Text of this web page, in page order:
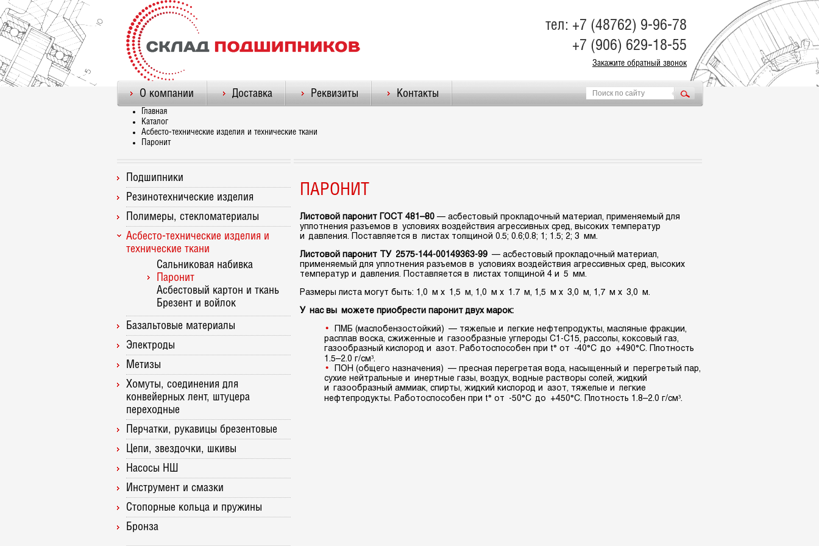
тел: +7 (48762) 9-96-78
+7 (906) 629-18-55
Закажите обратный звонок
О компании Доставка Реквизиты Контакты
Главная
Каталог
Асбесто-технические изделия и технические ткани
Паронит
Подшипники
Резинотехнические изделия
Полимеры, стекломатериалы
Асбесто-технические изделия и
технические ткани
Сальниковая набивка
Паронит
Асбестовый картон и ткань
Брезент и войлок
Базальтовые материалы
Электроды
Метизы
Хомуты, соединения для
конвейерных лент, штуцера
переходные
Перчатки, рукавицы брезентовые
Цепи, звездочки, шкивы
Насосы НШ
Инструмент и смазки
Стопорные кольца и пружины
Бронза
ПАРОНИТ
Листовой паронит ГОСТ 481–80 — асбестовый прокладочный материал, применяемый для
уплотнения разъемов в условиях воздействия агрессивных сред, высоких температур
и давления. Поставляется в листах толщиной 0.5; 0.6;0.8; 1; 1.5; 2; 3 мм.
Листовой паронит ТУ 2575-144-00149363-99 — асбестовый прокладочный материал,
применяемый для уплотнения разъемов в условиях воздействия агрессивных сред, высоких
температур и давления. Поставляется в листах толщиной 4 и 5 мм.
Размеры листа могут быть: 1,0 м х 1,5 м, 1,0 м х 1.7 м, 1,5 м х 3,0 м, 1,7 м х 3,0 м.
У нас вы можете приобрести паронит двух марок:
ПМБ (маслобензостойкий) — тяжелые и легкие нефтепродукты, масляные фракции,
расплав воска, сжиженные и газообразные углероды С1-С15, рассолы, коксовый газ,
газообразный кислород и азот. Работоспособен при t° от -40°С до +490°С. Плотность
1.5–2.0 г/см³.
ПОН (общего назначения) — пресная перегретая вода, насыщенный и перегретый пар,
сухие нейтральные и инертные газы, воздух, водные растворы солей, жидкий
и газообразный аммиак, спирты, жидкий кислород и азот, тяжелые и легкие
нефтепродукты. Работоспособен при t° от -50°С до +450°С. Плотность 1.8–2.0 г/см³.